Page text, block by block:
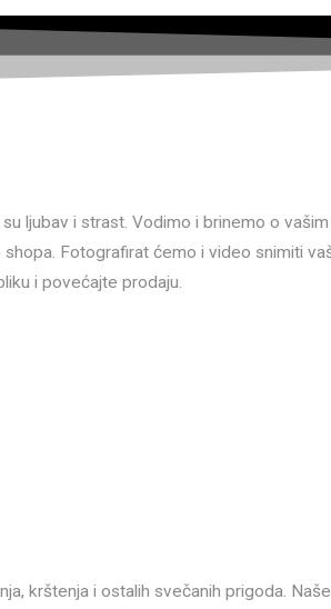
ljubav i strast. Vodimo i brinemo o
Fotografirat ćemo i video snimiti
i povećajte prodaju.
krštenja i ostalih svečanih prigoda.